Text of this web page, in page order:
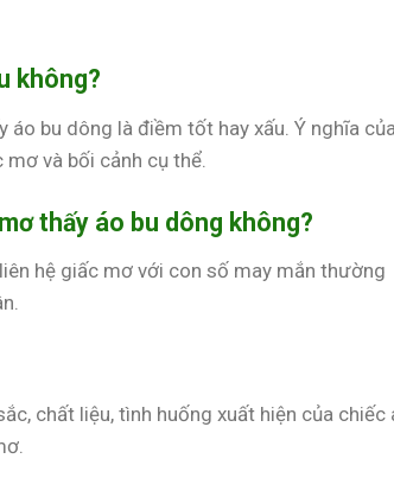
không?
bu dông là điềm tốt hay xấu. Ý nghĩa của
và bối cảnh cụ thể.
thấy áo bu dông không?
hệ giấc mơ với con số may mắn thường
chất liệu, tình huống xuất hiện của chiếc